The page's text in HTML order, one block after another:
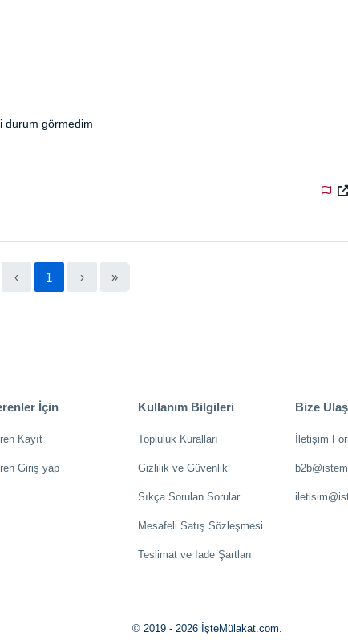
durum görmedim
‹ 1 › »
İçin
Kayıt
Giriş yap
Kullanım Bilgileri
Topluluk Kuralları
Gizlilik ve Güvenlik
Sıkça Sorulan Sorular
Mesafeli Satış Sözleşmesi
Teslimat ve İade Şartları
Bize
İletişim
© 2019 - 2026 İşteMülakat.com.